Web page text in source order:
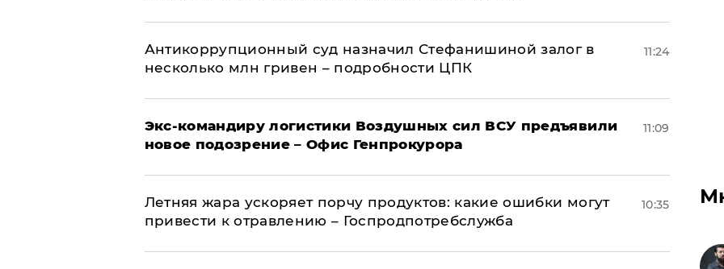
Антикоррупционный суд назначил Стефанишиной залог в
несколько млн гривен – подробности ЦПК
11:24
Экс-командиру логистики Воздушных сил ВСУ предъявили
новое подозрение – Офис Генпрокурора
11:09
Летняя жара ускоряет порчу продуктов: какие ошибки могут
привести к отравлению – Госпродпотребслужба
10:35